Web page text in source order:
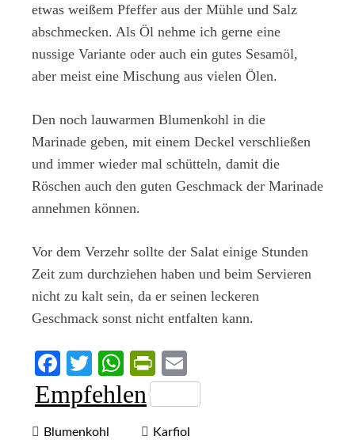
etwas weißem Pfeffer aus der Mühle und Salz
abschmecken. Als Öl nehme ich gerne eine
nussige Variante oder auch ein gutes Sesamöl,
aber meist eine Mischung aus vielen Ölen.
Den noch lauwarmen Blumenkohl in die
Marinade geben, mit einem Deckel verschließen
und immer wieder mal schütteln, damit die
Röschen auch den guten Geschmack der Marinade
annehmen können.
Vor dem Verzehr sollte der Salat einige Stunden
Zeit zum durchziehen haben und beim Servieren
nicht zu kalt sein, da er seinen leckeren
Geschmack sonst nicht entfalten kann.
Facebook
TwitterWhatsApp
PrintFriendly
Empfehlen
Blumenkohl Karfiol